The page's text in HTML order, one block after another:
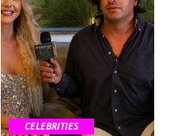
CELEBRITIES